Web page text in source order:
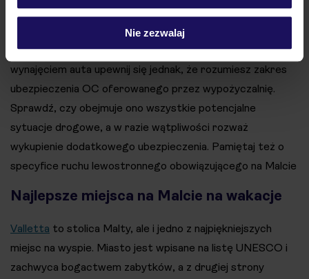
Nie zezwalaj
kwestie transportowe, szczególnie jeśli rozważasz
wynajem samochodu. Polskie prawo jazdy jest w pełni
honorowane, co ułatwia poruszanie się po wyspie. Przed
wynajęciem auta upewnij się jednak, że rozumiesz zakres
ubezpieczenia OC oferowanego przez wypożyczalnię.
Sprawdź, czy obejmuje ono wszystkie potencjalne
sytuacje drogowe, a w razie wątpliwości rozważ
wykupienie dodatkowego ubezpieczenia. Pamiętaj też o
specyfice ruchu lewostronnego obowiązującego na Malcie
Najlepsze miejsca na Malcie na wakacje
Valletta to stolica Malty, ale i jedno z najpiękniejszych
miejsc na wyspie. Miasto jest wpisane na listę UNESCO i
zachwyca bogactwem zabytków, a z drugiej strony